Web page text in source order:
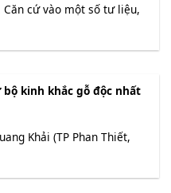
Căn cứ vào một số tư liệu,
kinh khắc gỗ độc nhất
Khải (TP Phan Thiết,